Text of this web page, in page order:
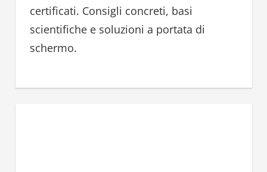
certificati. Consigli concreti, basi
scientifiche e soluzioni a portata di
schermo.